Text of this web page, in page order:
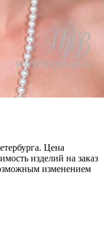
Цена
изделий на заказ
изменением